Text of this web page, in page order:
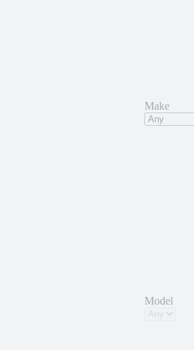
Make
Model